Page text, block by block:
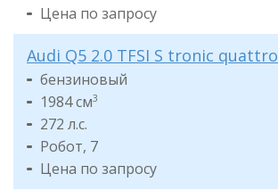
Цена по запросу
Audi Q5 2.0 TFSI S tronic quattro
бензиновый
1984 см3
272 л.с.
Робот, 7
Цена по запросу